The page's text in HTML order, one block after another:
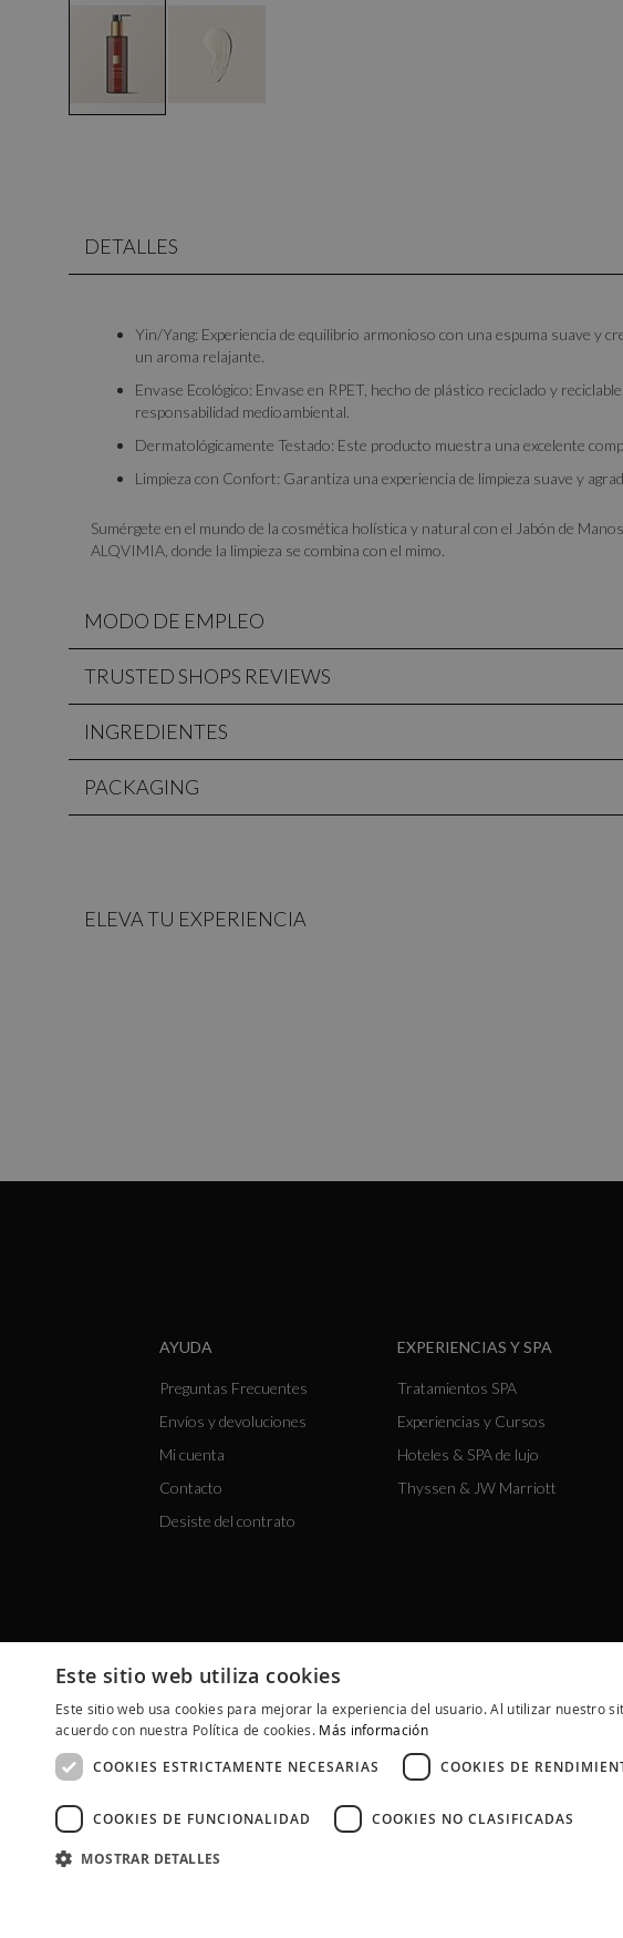
DETALLES
Yin/Yang: Experiencia de equilibrio armonioso con una espuma suave y
un aroma relajante.
Envase Ecológico: Envase en RPET, hecho de plástico reciclado y
responsabilidad medioambiental.
Dermatológicamente Testado: Este producto muestra una excelente
Limpieza con Confort: Garantiza una experiencia de limpieza suave y
Sumérgete en el mundo de la cosmética holística y natural con el Jabón de
ALQVIMIA, donde la limpieza se combina con el mimo.
MODO DE EMPLEO
TRUSTED SHOPS REVIEWS
INGREDIENTES
PACKAGING
ELEVA TU EXPERIENCIA
AYUDA
Preguntas Frecuentes
Envíos y devoluciones
Mi cuenta
Contacto
Desiste del contrato
EXPERIENCIAS Y SPA
Tratamientos SPA
Experiencias y Cursos
Hoteles & SPA de lujo
Thyssen & JW Marriott
Este sitio web utiliza cookies
Este sitio web usa cookies para mejorar la experiencia del usuario. Al utilizar nuestro
acuerdo con nuestra Política de cookies. Más información
COOKIES ESTRICTAMENTE NECESARIAS COOKIES DE
COOKIES DE FUNCIONALIDAD COOKIES NO CLASIFICADAS
MOSTRAR DETALLES